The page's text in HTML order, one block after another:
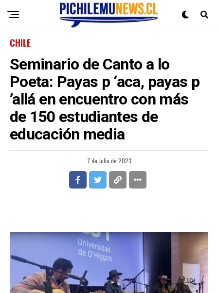
CHILE
Seminario de Canto a lo
Poeta: Payas p ‘aca, payas p
’allá en encuentro con más
de 150 estudiantes de
educación media
7 de Julio de 2023